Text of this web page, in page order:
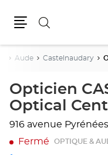
Rechercher
Aude Castelnaudary
Opticien
Optical
916 avenue Pyrénées
Fermé
OPTIQUE &